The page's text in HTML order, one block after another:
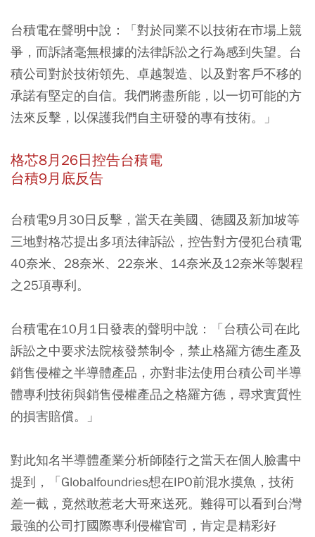
台積電在聲明中說：「對於同業不以技術在市場上競
爭，而訴諸毫無根據的法律訴訟之行為感到失望。台
積公司對於技術領先、卓越製造、以及對客戶不移的
承諾有堅定的自信。我們將盡所能，以一切可能的方
法來反擊，以保護我們自主研發的專有技術。」
格芯8月26日控告台積電
台積9月底反告
台積電9月30日反擊，當天在美國、德國及新加坡等
三地對格芯提出多項法律訴訟，控告對方侵犯台積電
40奈米、28奈米、22奈米、14奈米及12奈米等製程
之25項專利。
台積電在10月1日發表的聲明中說：「台積公司在此
訴訟之中要求法院核發禁制令，禁止格羅方德生產及
銷售侵權之半導體產品，亦對非法使用台積公司半導
體專利技術與銷售侵權產品之格羅方德，尋求實質性
的損害賠償。」
對此知名半導體產業分析師陸行之當天在個人臉書中
提到，「Globalfoundries想在IPO前混水摸魚，技術
差一截，竟然敢惹老大哥來送死。難得可以看到台灣
最強的公司打國際專利侵權官司，肯定是精彩好